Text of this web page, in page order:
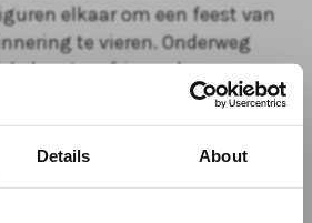
Details About
elkaar om een feest van
te vieren. Onderweg
met verfrissende
tandartsen, schoolhoofden
Want vroeger was niet álles
een opwindend programma voor